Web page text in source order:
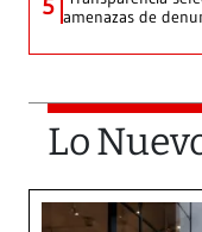
5 amenazas de
Lo